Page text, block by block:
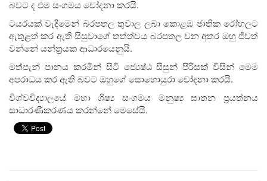
බවට ද එම සංගමය චෝදනා කරයි.
ටයරයක් වැදීමෙන් බරපතල තුවාල ලබා කොළඹ ජාතික රෝහලට
ඇතුළත් කර ඇති සිසුවාගේ තත්ත්වය බරපතල වන අතර ඔහු ජිවත්
වන්නේ යන්ත්‍රයක ආධාරයෙනුයි.
මත්පැන් පානය කරමින් සිටි ජ්‍යෙෂ්ඨ සිසුන් පිරිසක් විසින් මෙම
අපරාධය කර ඇති බවට ඔහුගේ සොහොයුරා චෝදනා කරයි.
විශ්වවිද්‍යාලයේ මහා ශිෂ්‍ය සංගමය මනුෂ්‍ය ඝාතන ප්‍රයත්නය
සාධාරණීකරණය කරන්නේ මෙසේයි.